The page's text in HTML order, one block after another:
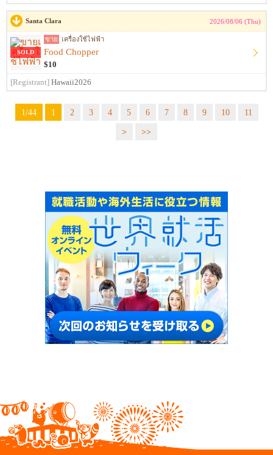
Santa Clara 2026/08/06 (Thu)
SOLD
ขาย เครื่องใช้ไฟฟ้า
Food Chopper
$10
[Registrant] Hawaii2026
1/44 1 2 3 4 5 6 7 8 9 10
11
>
>>